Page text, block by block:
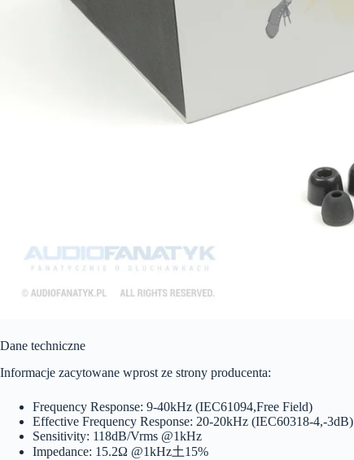
Dane techniczne
Informacje zacytowane wprost ze strony producenta:
Frequency Response: 9-40kHz (IEC61094,Free Field)
Effective Frequency Response: 20-20kHz (IEC60318-4,-3dB)
Sensitivity: 118dB/Vrms @1kHz
Impedance: 15.2Ω @1kHz土15%